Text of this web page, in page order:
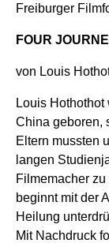
Freiburger
FOUR
von Louis
Louis Hothothot
China geboren,
Eltern mussten
langen
Filmemacher zu
beginnt mitder
Heilung
Mit Nachdruck